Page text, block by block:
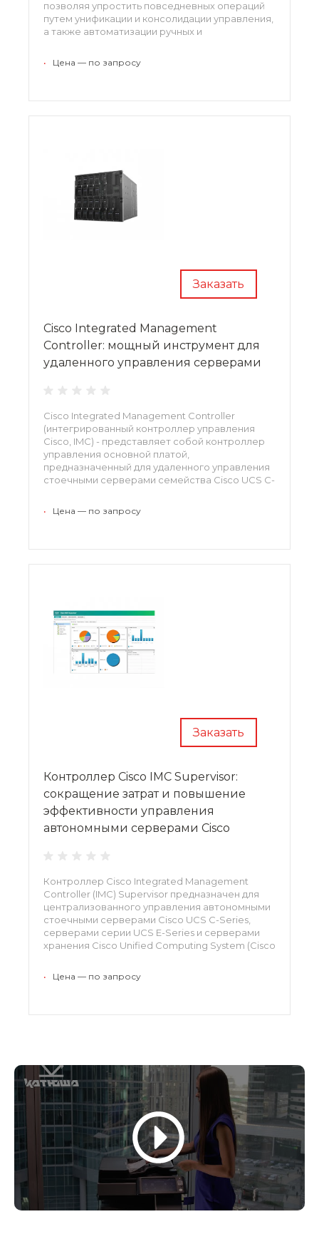
позволяя упростить повседневных операций
путем унификации и консолидации управления,
а также автоматизации ручных и
инфраструктуры на измеющие бизнес-
• Цена — по запросу
Заказать
Cisco Integrated Management
Controller: мощный инструмент для
удаленного управления серверами
Cisco Integrated Management Controller
(интегрированный контроллер управления
Cisco, IMC) - представляет собой контроллер
управления основной платой,
предназначенный для удаленного управления
стоечными серверами семейства Cisco UCS C-
данных и в удаленных филиалах.
• Цена — по запросу
Заказать
Контроллер Cisco IMC Supervisor:
сокращение затрат и повышение
эффективности управления
автономными серверами Cisco
Контроллер Cisco Integrated Management
Controller (IMC) Supervisor предназначен для
централизованного управления автономными
стоечными серверами Cisco UCS C-Series,
серверами серии UCS E-Series и серверами
хранения Cisco Unified Computing System (Cisco
• Цена — по запросу